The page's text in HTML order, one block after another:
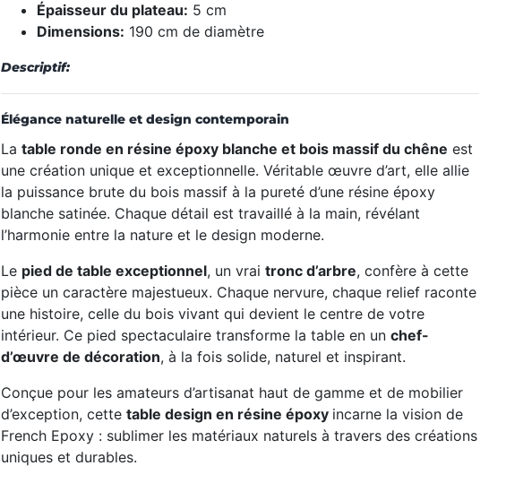
Épaisseur du plateau: 5 cm
Dimensions: 190 cm de diamètre
Descriptif:
Élégance naturelle et design contemporain
La table ronde en résine époxy blanche et bois massif du chêne est
une création unique et exceptionnelle. Véritable œuvre d’art, elle allie
la puissance brute du bois massif à la pureté d’une résine époxy
blanche satinée. Chaque détail est travaillé à la main, révélant
l’harmonie entre la nature et le design moderne.
Le pied de table exceptionnel, un vrai tronc d’arbre, confère à cette
pièce un caractère majestueux. Chaque nervure, chaque relief raconte
une histoire, celle du bois vivant qui devient le centre de votre
intérieur. Ce pied spectaculaire transforme la table en un chef-
d’œuvre de décoration, à la fois solide, naturel et inspirant.
Conçue pour les amateurs d’artisanat haut de gamme et de mobilier
d’exception, cette table design en résine époxy incarne la vision de
French Epoxy : sublimer les matériaux naturels à travers des créations
uniques et durables.